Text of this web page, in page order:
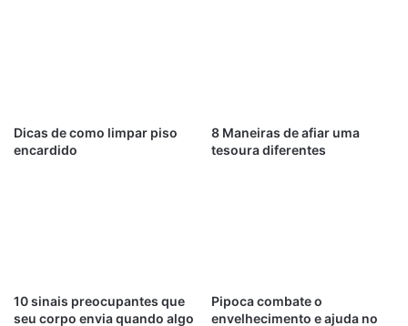
Dicas de como limpar piso
encardido
8 Maneiras de afiar uma
tesoura diferentes
10 sinais preocupantes que
seu corpo envia quando algo
Pipoca combate o
envelhecimento e ajuda no